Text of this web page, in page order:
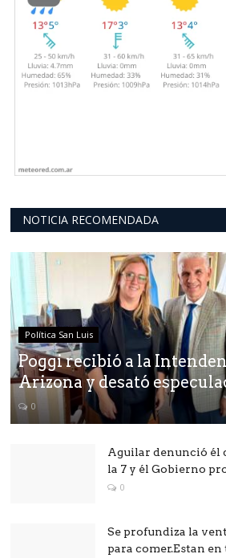
NOTICIA RECOMENDADA
Política San Luis
Poggi recibió a la
Arizona y desató
0
Aguilar denunció él
la 7 y él Gobierno
0
Se profundiza la
para comer.Estan en